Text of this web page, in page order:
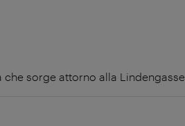
sorge attorno alla Lindengasse.